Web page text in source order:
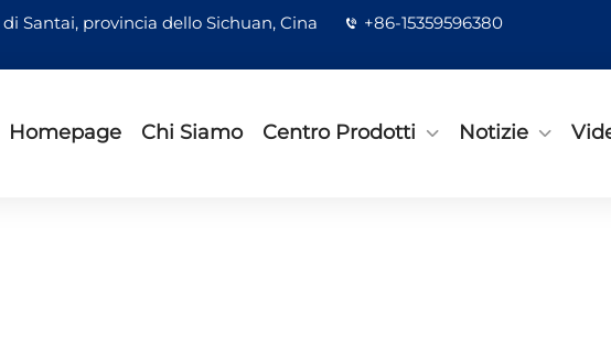
Santai, provincia dello Sichuan, Cina
+86-15359596380
Homepage Chi Siamo Centro Prodotti Notizie